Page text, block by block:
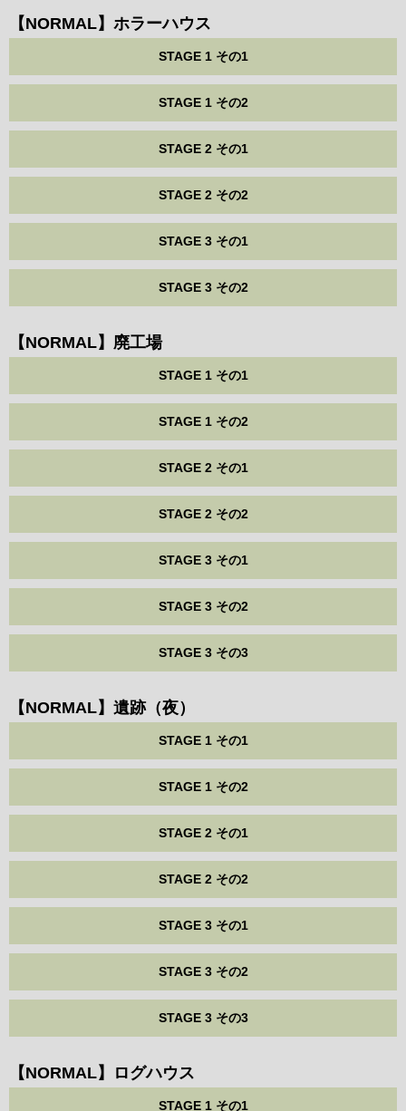
【NORMAL】ホラーハウス
STAGE 1 その1
STAGE 1 その2
STAGE 2 その1
STAGE 2 その2
STAGE 3 その1
STAGE 3 その2
【NORMAL】廃工場
STAGE 1 その1
STAGE 1 その2
STAGE 2 その1
STAGE 2 その2
STAGE 3 その1
STAGE 3 その2
STAGE 3 その3
【NORMAL】遺跡（夜）
STAGE 1 その1
STAGE 1 その2
STAGE 2 その1
STAGE 2 その2
STAGE 3 その1
STAGE 3 その2
STAGE 3 その3
【NORMAL】ログハウス
STAGE 1 その1